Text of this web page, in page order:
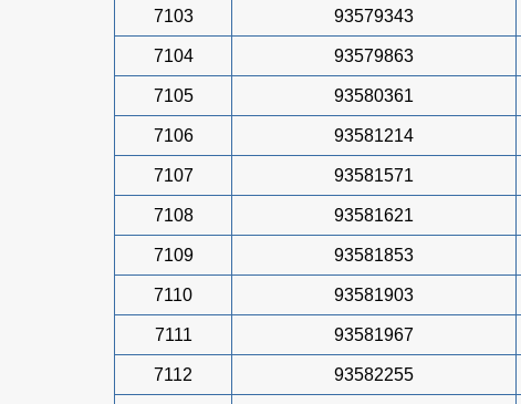
7103 93579343
7104 93579863
7105 93580361
7106 93581214
7107 93581571
7108 93581621
7109 93581853
7110 93581903
7111 93581967
7112 93582255